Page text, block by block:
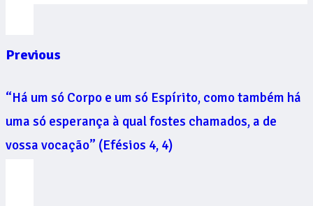
Previous
“Há um só Corpo e um só Espírito, como também há
uma só esperança à qual fostes chamados, a de
vossa vocação” (Efésios 4, 4)